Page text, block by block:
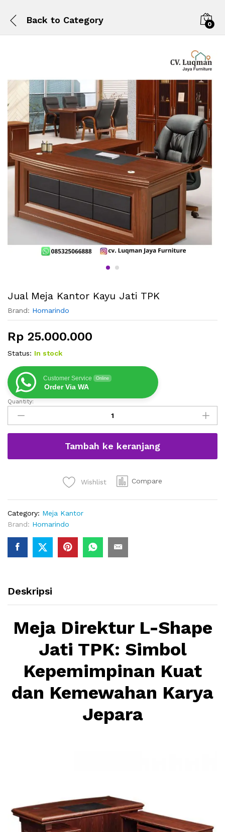
Back to Category 0
Jual Meja Kantor Kayu Jati TPK
Brand: Homarindo
Rp 25.000.000
Status: In stock
Customer Service Online
Order Via WA
Jual
Meja
Kantor
Kayu
TPK
Quantity:
Tambah ke keranjang
Wishlist Compare
Category: Meja Kantor
Brand: Homarindo
Deskripsi
Meja Direktur L-Shape
Jati TPK: Simbol
Kepemimpinan Kuat
dan Kemewahan Karya
Jepara